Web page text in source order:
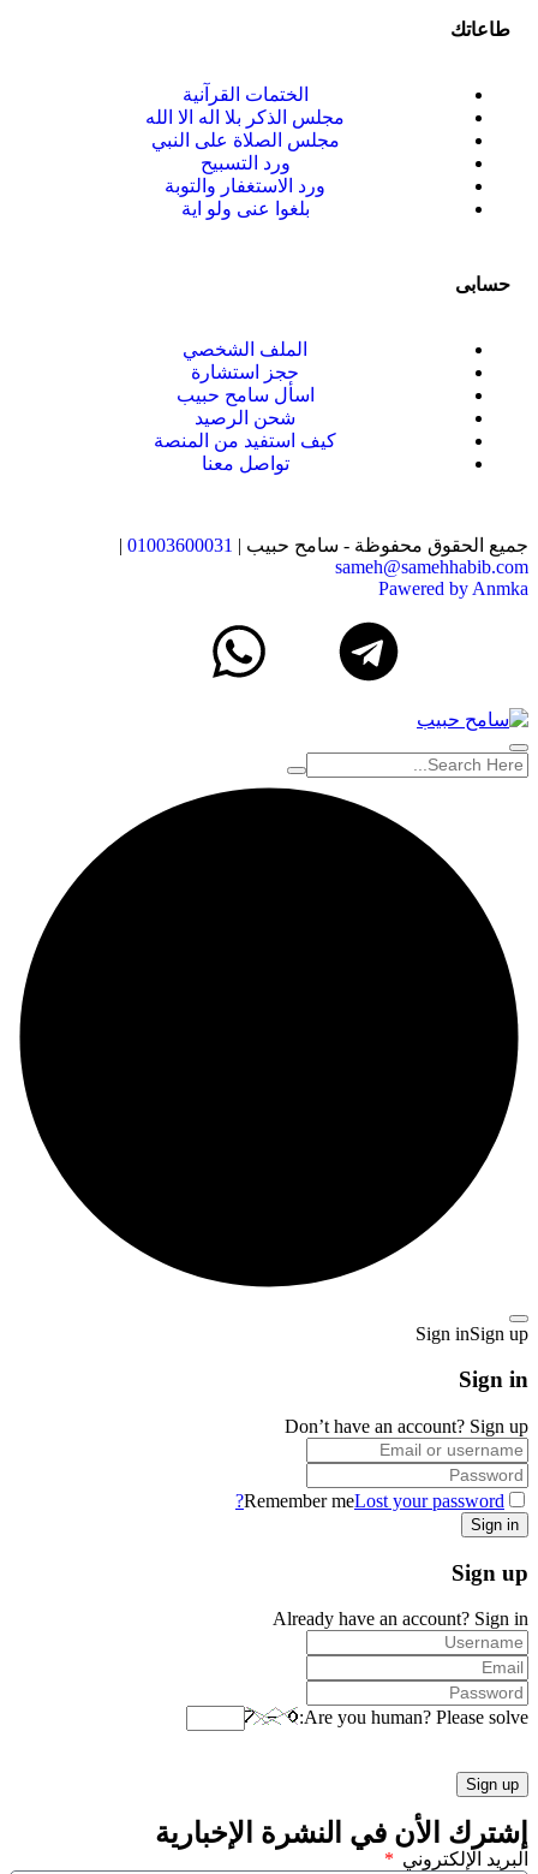
طاعاتك
الختمات القرآنية
مجلس الذكر بلا اله الا الله
مجلس الصلاة على النبي
ورد التسبيح
ورد الاستغفار والتوبة
بلغوا عنى ولو اية
حسابى
الملف الشخصي
حجز استشارة
اسأل سامح حبيب
شحن الرصيد
كيف استفيد من المنصة
تواصل معنا
جميع الحقوق محفوظة - سامح حبيب | 01003600031
|
sameh@samehhabib.com
Pawered by Anmka
Sign inSign up
Sign in
Don’t have an account? Sign up
Remember meLost your password?
Sign up
Already have an account? Sign in
Are you human? Please solve:
إشترك الأن في النشرة الإخبارية
البريد الإلكتروني